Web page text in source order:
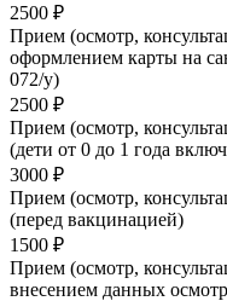
2500 ₽
Прием (осмотр,
оформлением карты на
072/у)
2500 ₽
Прием (осмотр,
(дети от 0 до 1 года
3000 ₽
Прием (осмотр,
(перед вакцинацией)
1500 ₽
Прием (осмотр,
внесением данных